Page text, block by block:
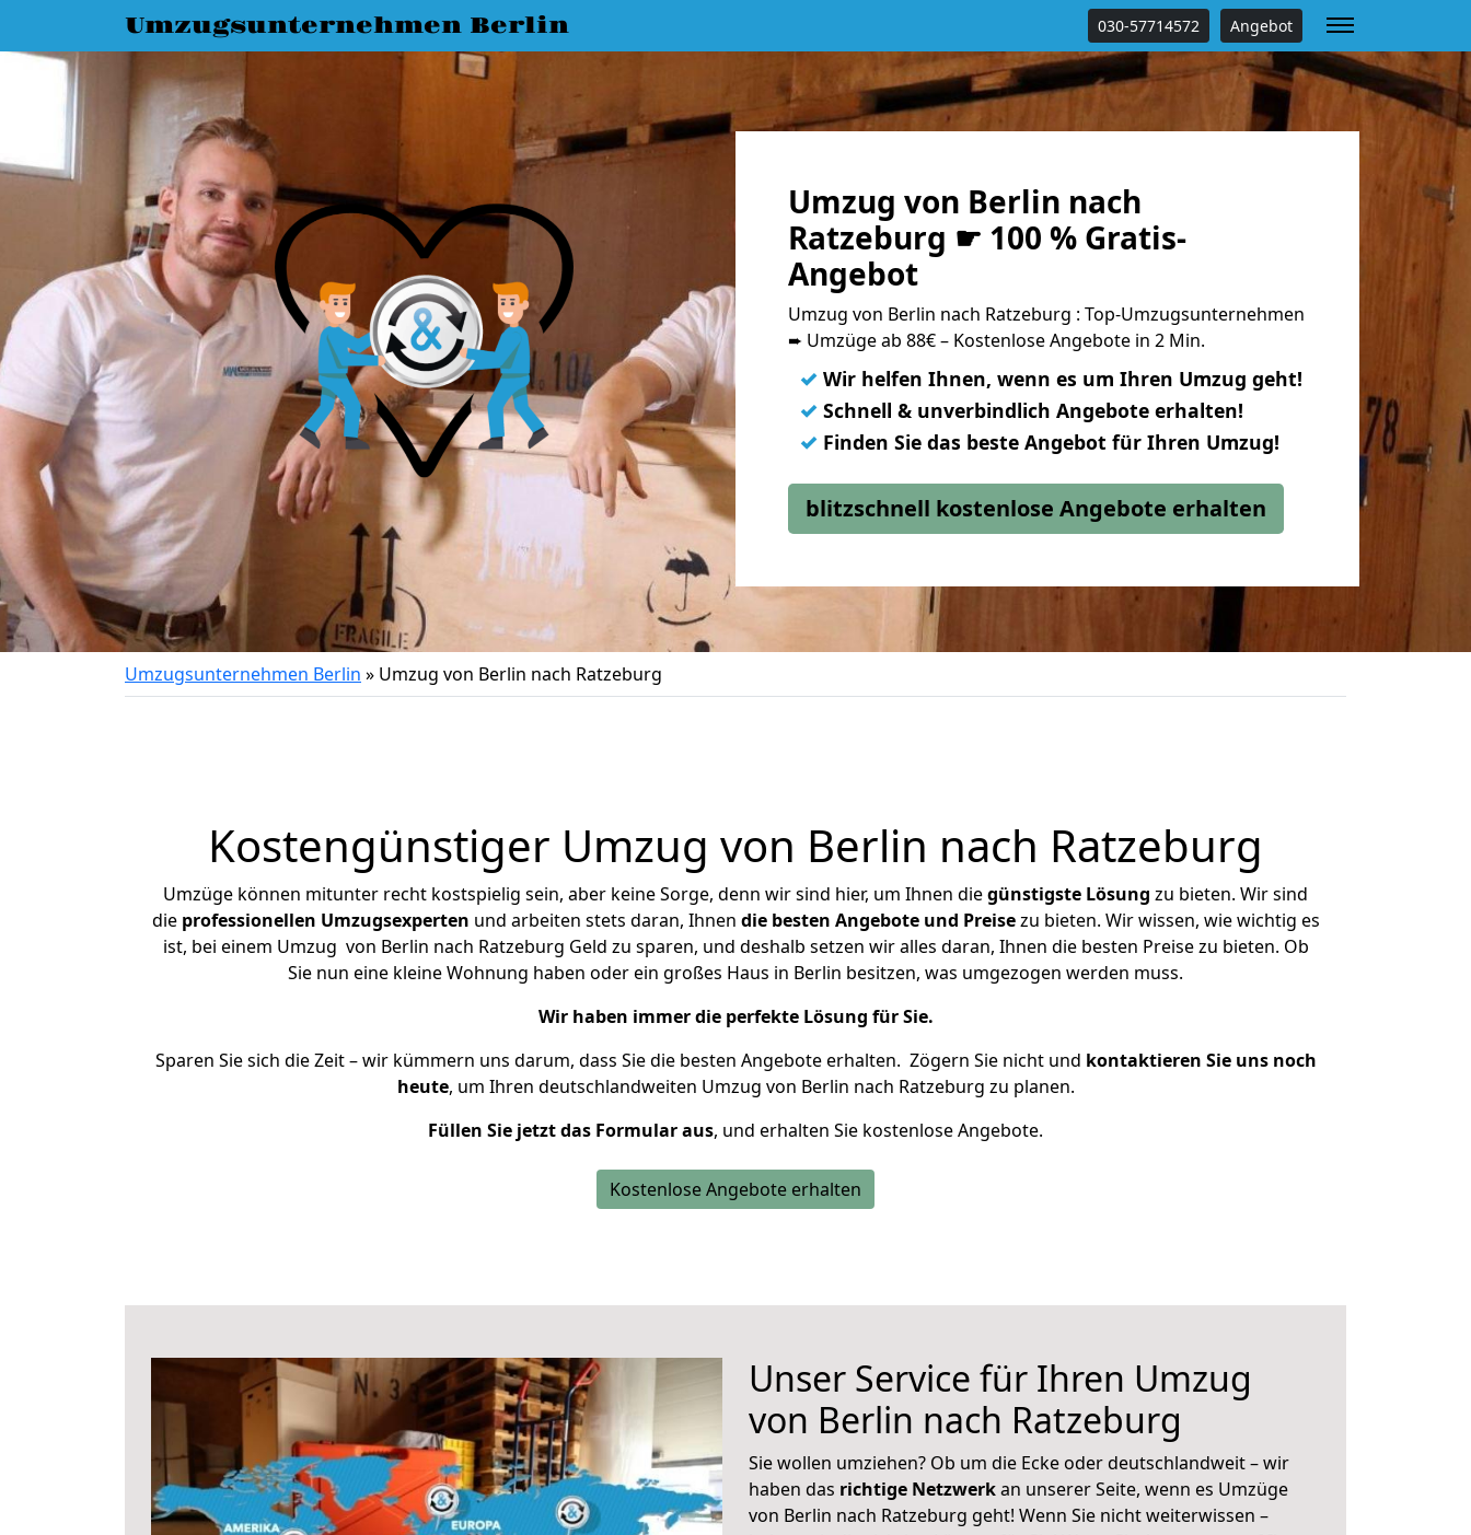
Umzugsunternehmen Berlin 030-57714572 Angebot
Umzug von Berlin nach
Ratzeburg ☛ 100 % Gratis-
Angebot
Umzug von Berlin nach Ratzeburg : Top-Umzugsunternehmen
➨ Umzüge ab 88€ – Kostenlose Angebote in 2 Min.
✓ Wir helfen Ihnen, wenn es um Ihren Umzug geht!
✓ Schnell & unverbindlich Angebote erhalten!
✓ Finden Sie das beste Angebot für Ihren Umzug!
blitzschnell kostenlose Angebote erhalten
Umzugsunternehmen Berlin » Umzug von Berlin nach Ratzeburg
Kostengünstiger Umzug von Berlin nach Ratzeburg
Umzüge können mitunter recht kostspielig sein, aber keine Sorge, denn wir sind hier, um Ihnen diegünstigste Lösung zu bieten. Wir sind
die professionellen Umzugsexperten und arbeiten stets daran, Ihnen die besten Angebote und Preisezu bieten. Wir wissen, wie wichtig es
ist, bei einem Umzug von Berlin nach Ratzeburg Geld zu sparen, und deshalb setzen wir alles daran, Ihnen die besten Preise zu bieten. Ob
Sie nun eine kleine Wohnung haben oder ein großes Haus in Berlin besitzen, was umgezogen werden muss.
Wir haben immer die perfekte Lösung für Sie.
Sparen Sie sich die Zeit – wir kümmern uns darum, dass Sie die besten Angebote erhalten. Zögern Sie nicht und kontaktieren Sie uns noch
heute, um Ihren deutschlandweiten Umzug von Berlin nach Ratzeburg zu planen.
Füllen Sie jetzt das Formular aus, und erhalten Sie kostenlose Angebote.
Kostenlose Angebote erhalten
Unser Service für Ihren Umzug
von Berlin nach Ratzeburg
Sie wollen umziehen? Ob um die Ecke oder deutschlandweit – wir
haben das richtige Netzwerkan unserer Seite, wenn es Umzüge
von Berlin nach Ratzeburg geht! Wenn Sie nicht weiterwissen –